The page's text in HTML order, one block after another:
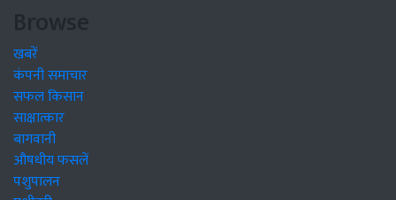
Browse
खबरें
कंपनी समाचार
सफल किसान
साक्षात्कार
बागवानी
औषधीय फसलें
पशुपालन